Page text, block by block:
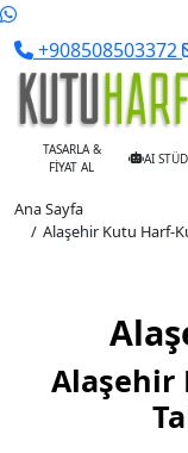
+908508503372
TASARLA &
FİYAT AL
AI
Ana Sayfa
Alaşehir Kutu Harf-
Alaşehir